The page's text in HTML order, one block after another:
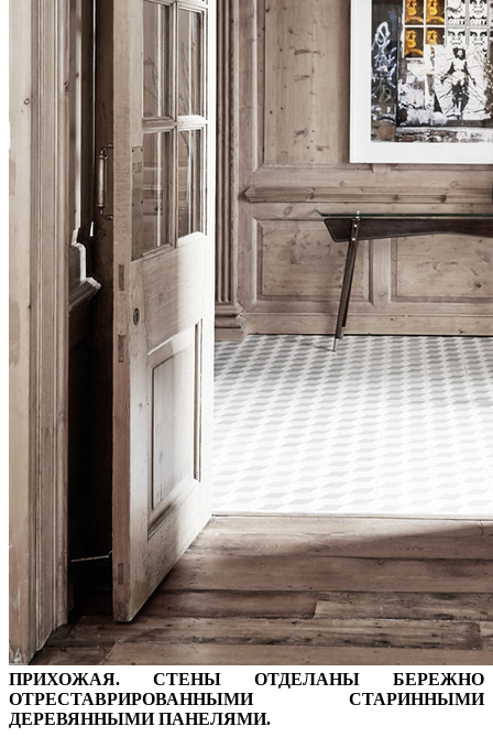
ПРИХОЖАЯ. СТЕНЫ ОТДЕЛАНЫ БЕРЕЖНО
ОТРЕСТАВРИРОВАННЫМИ СТАРИННЫМИ
ДЕРЕВЯННЫМИ ПАНЕЛЯМИ.